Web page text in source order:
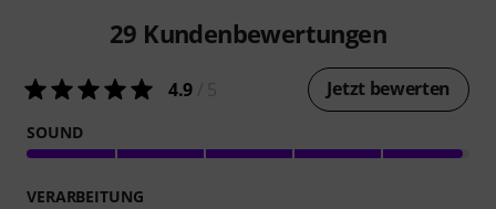
29 Kundenbewertungen
4.9 Jetzt bewerten
SOUND
VERARBEITUNG